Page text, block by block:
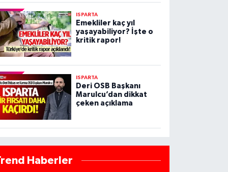
ISPARTA
Emekliler kaç yıl
yaşayabiliyor? İşte o
kritik rapor!
ISPARTA
Deri OSB Başkanı
Marulcu’dan dikkat
çeken açıklama
Haberler